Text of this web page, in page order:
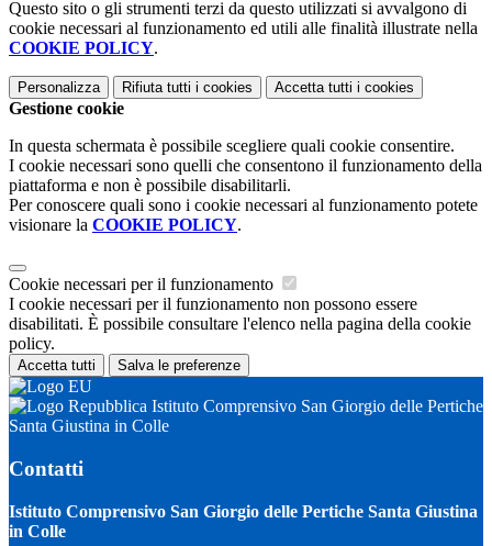
Questo sito o gli strumenti terzi da questo utilizzati si avvalgono di
cookie necessari al funzionamento ed utili alle finalità illustrate nella
COOKIE POLICY.
Personalizza Rifiuta tutti i cookies Accetta tutti i cookies
Gestione cookie
In questa schermata è possibile scegliere quali cookie consentire.
I cookie necessari sono quelli che consentono il funzionamento della
piattaforma e non è possibile disabilitarli.
Per conoscere quali sono i cookie necessari al funzionamento potete
visionare la COOKIE POLICY.
Cookie necessari per il funzionamento
I cookie necessari per il funzionamento non possono essere
disabilitati. È possibile consultare l'elenco nella pagina della cookie
policy.
Accetta tutti Salva le preferenze
Istituto Comprensivo San Giorgio delle Pertiche
Santa Giustina in Colle
Contatti
Istituto Comprensivo San Giorgio delle Pertiche Santa Giustina
in Colle